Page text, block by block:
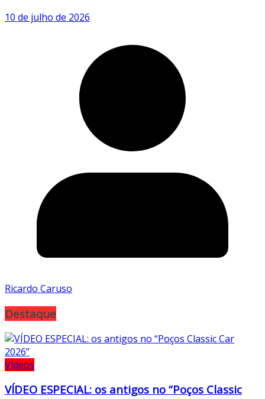
10 de julho de 2026
Ricardo Caruso
Destaque
Vídeos
VÍDEO ESPECIAL: os antigos no “Poços Classic